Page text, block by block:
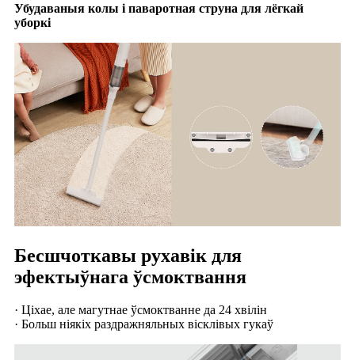
Убудаваныя колы і паваротная струна для лёгкай
уборкі
Бесшчоткавы рухавік для
эфектыўнага ўсмоктвання
· Ціхае, але магутнае ўсмоктванне да 24 хвілін
· Больш ніякіх раздражняльных вісклівых гукаў